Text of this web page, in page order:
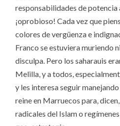
responsabilidades de
¡oprobioso! Cada vez que
colores de vergüenza e
Franco se estuviera muriendo
disculpa. Pero los saharauis
Melilla, y a todos,
y les interesa seguir
reine en Marruecos para,
radicales del Islam o